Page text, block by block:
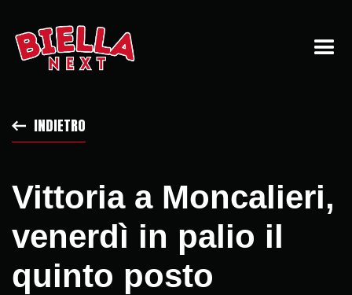
INDIETRO
Vittoria a Moncalieri,
venerdì in palio il
quinto posto